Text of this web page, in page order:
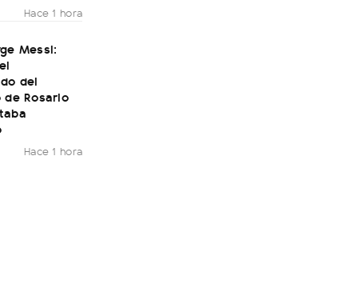
Hace 1 hora
Messi:
del
Rosario
Hace 1 hora